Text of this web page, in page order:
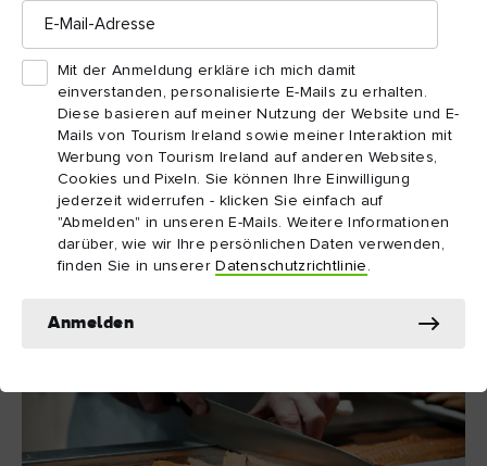
E-
Mail-
Mit der Anmeldung erkläre ich mich damit
einverstanden, personalisierte E-Mails zu erhalten.
Diese basieren auf meiner Nutzung der Website und E-
Mails von Tourism Ireland sowie meiner Interaktion mit
Werbung von Tourism Ireland auf anderen Websites,
Cookies und Pixeln. Sie können Ihre Einwilligung
jederzeit widerrufen - klicken Sie einfach auf
"Abmelden" in unseren E-Mails. Weitere Informationen
darüber, wie wir Ihre persönlichen Daten verwenden,
finden Sie in unsererDatenschutzrichtlinie
Anmelden
St. George's Market, Belfast
The Burren Smokehouse, Clare
Stix & Stones, Belfast
Gallagher's Boxty House, Dublin